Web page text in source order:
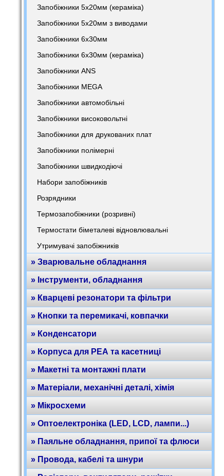
Запобіжники 5х20мм (кераміка)
Запобіжники 5х20мм з виводами
Запобіжники 6х30мм
Запобіжники 6х30мм (кераміка)
Запобіжники ANS
Запобіжники MEGA
Запобіжники автомобільні
Запобіжники високовольтні
Запобіжники для друкованих плат
Запобіжники полімерні
Запобіжники швидкодіючі
Набори запобіжників
Розрядники
Термозапобіжники (розривні)
Термостати біметалеві відновлювальні
Утримувачі запобіжників
» Зварювальне обладнання
» Інструменти, обладнання
» Кварцеві резонатори та фільтри
» Кнопки та перемикачі, ковпачки
» Конденсатори
» Корпуса для РЕА та касетниці
» Макетні та монтажні плати
» Матеріали, механічні деталі, хімія
» Мікросхеми
» Оптоелектроніка (LED, LCD, лампи...)
» Паяльне обладнання, припої та флюси
» Провода, кабелі та шнури